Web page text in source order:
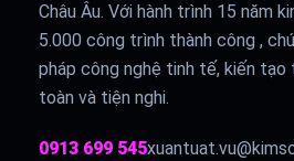
Châu Âu. Với hành trình 15 năm
5.000 công trình thành công ,
pháp công nghệ tinh tế, kiến tạo
toàn và tiện nghi.
0913 699 545